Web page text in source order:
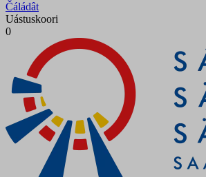
Čáládât
Uástuskoori
0